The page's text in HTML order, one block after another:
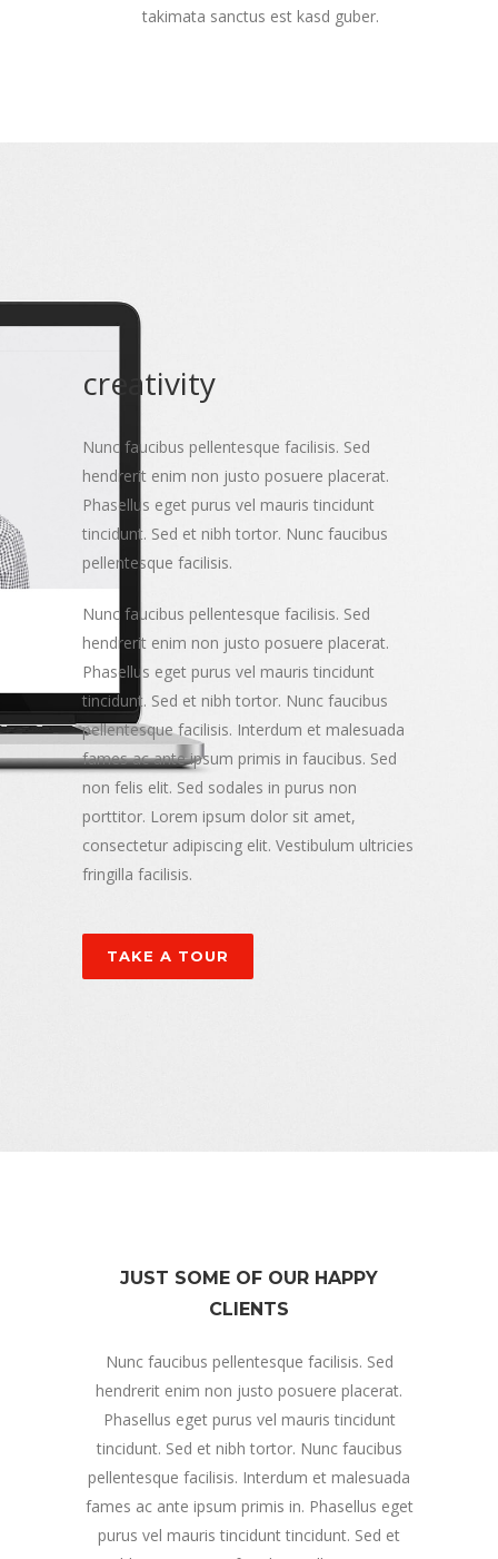
takimata sanctus est kasd guber.
creativity
Nunc faucibus pellentesque facilisis. Sed
hendrerit enim non justo posuere placerat.
Phasellus eget purus vel mauris tincidunt
tincidunt. Sed et nibh tortor. Nunc faucibus
pellentesque facilisis.
Nunc faucibus pellentesque facilisis. Sed
hendrerit enim non justo posuere placerat.
Phasellus eget purus vel mauris tincidunt
tincidunt. Sed et nibh tortor. Nunc faucibus
pellentesque facilisis. Interdum et malesuada
fames ac ante ipsum primis in faucibus. Sed
non felis elit. Sed sodales in purus non
porttitor. Lorem ipsum dolor sit amet,
consectetur adipiscing elit. Vestibulum ultricies
fringilla facilisis.
TAKE A TOUR
JUST SOME OF OUR HAPPY
CLIENTS
Nunc faucibus pellentesque facilisis. Sed
hendrerit enim non justo posuere placerat.
Phasellus eget purus vel mauris tincidunt
tincidunt. Sed et nibh tortor. Nunc faucibus
pellentesque facilisis. Interdum et malesuada
fames ac ante ipsum primis in. Phasellus eget
purus vel mauris tincidunt tincidunt. Sed et